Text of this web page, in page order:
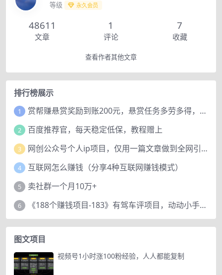
等级 永久会员
48611
文章
1
评论
7
收藏
查看作者其他文章
排行榜展示
1 赏帮赚悬赏奖励到账200元，悬赏任务多劳多得，人人可做。
2 百度推荐官，每天稳定低保，教程赠上
3 网创公众号个人ip项目，仅用一篇文章做到全网引流！
4 互联网怎么赚钱（分享4种互联网赚钱模式）
5 卖社群一个月10万+
6 《188个赚钱项目-183》有驾车评项目，动动小手，复制粘贴赚44元！
图文项目
视频号1小时涨100粉经验，人人都能复制